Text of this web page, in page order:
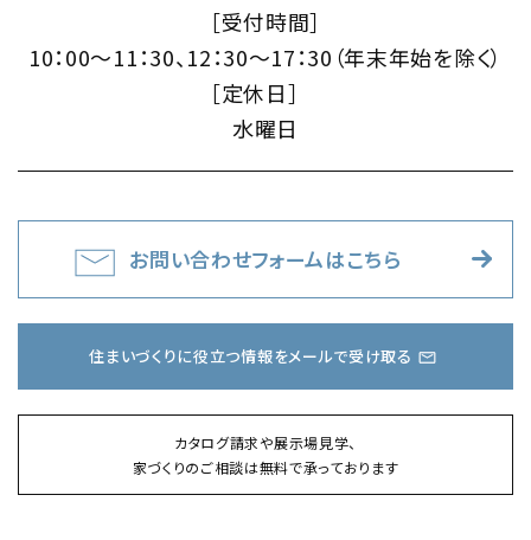
［受付時間］
10：00～11：30、12：30～17：30（年末年始を除く）
［定休日］
水曜日
お問い合わせフォームはこちら
住まいづくりに役立つ情報をメールで受け取る
カタログ請求や展示場見学、
家づくりのご相談は無料で承っております